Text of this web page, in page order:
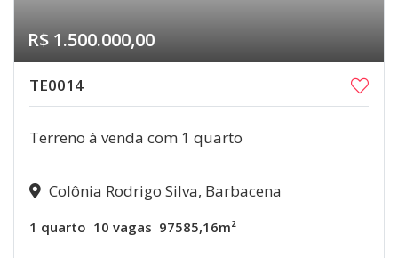
R$ 1.500.000,00
TE0014
Terreno à venda com 1 quarto
Colônia Rodrigo Silva, Barbacena
1 quarto 10 vagas 97585,16m²